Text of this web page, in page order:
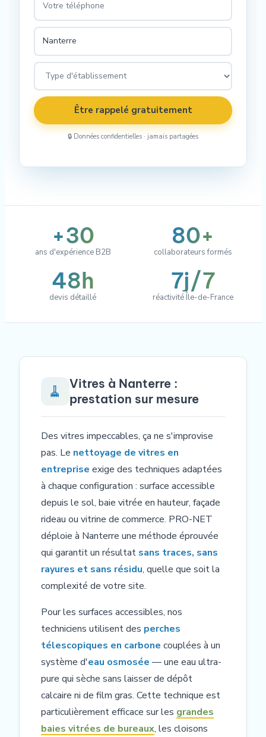
Être rappelé gratuitement
🔒 Données confidentielles · jamais partagées
+30
ans d'expérience B2B
80+
collaborateurs formés
48h
devis détaillé
7j/7
réactivité Île-de-France
🧹
Vitres à Nanterre :
prestation sur mesure
Des vitres impeccables, ça ne s'improvise
pas. Le nettoyage de vitres en
entreprise exige des techniques adaptées
à chaque configuration : surface accessible
depuis le sol, baie vitrée en hauteur, façade
rideau ou vitrine de commerce. PRO-NET
déploie à Nanterre une méthode éprouvée
qui garantit un résultat sans traces, sans
rayures et sans résidu, quelle que soit la
complexité de votre site.
Pour les surfaces accessibles, nos
techniciens utilisent des perches
télescopiques en carbone couplées à un
système d'eau osmosée — une eau ultra-
pure qui sèche sans laisser de dépôt
calcaire ni de film gras. Cette technique est
particulièrement efficace sur les grandes
baies vitrées de bureaux, les cloisons